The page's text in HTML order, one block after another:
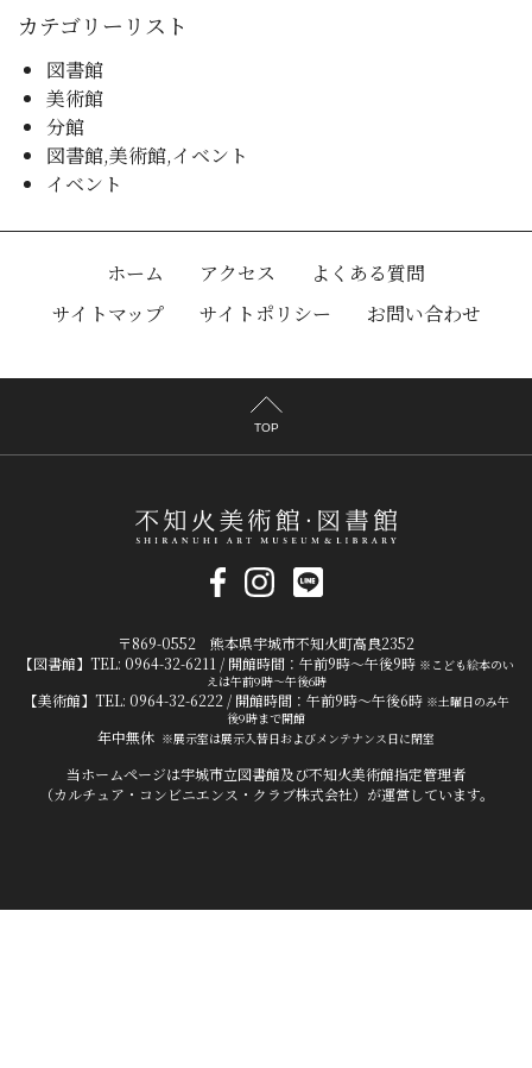
カテゴリーリスト
図書館
美術館
分館
図書館,美術館,イベント
イベント
ホーム アクセス
よくある質問
サイトマップ
サイトポリシー お問い合わせ
TOP
〒869-0552 熊本県宇城市不知火町高良2352
【図書館】TEL: 0964-32-6211 / 開館時間：午前9時～午後9時 ※こども絵本のい
えは午前9時～午後6時
【美術館】TEL: 0964-32-6222 / 開館時間：午前9時～午後6時 ※土曜日のみ午
後9時まで開館
年中無休 ※展示室は展示入替日およびメンテナンス日に閉室
当ホームページは宇城市立図書館及び不知火美術館指定管理者
（カルチュア・コンビニエンス・クラブ株式会社）が運営しています。